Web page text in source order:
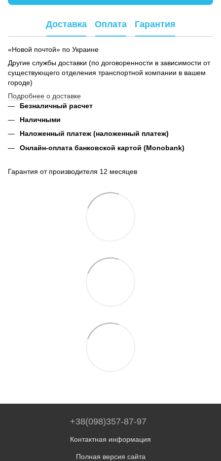
Доставка Оплата Гарантия
«Новой почтой» по Украине
Другие службы доставки (по договоренности в зависимости от
существующего отделения транспортной компании в вашем
городе)
Подробнее о доставке
Безналичный расчет
Наличными
Наложенный платеж (наложенный платеж)
Онлайн-оплата банковской картой (Monobank)
Гарантия от производителя 12 месяцев
+38(098)357-87-97
Контактная информация
Полная версия сайта